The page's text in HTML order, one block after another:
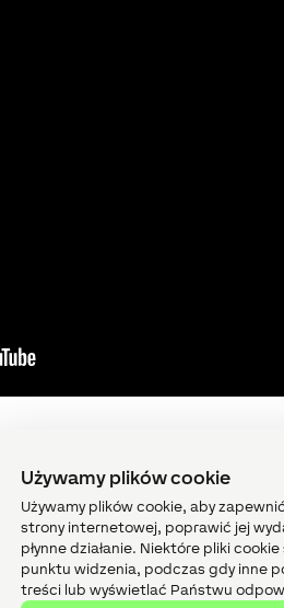
Używamy plików cookie
Używamy plików cookie, aby
strony internetowej, poprawić jej
płynne działanie. Niektóre pliki
punktu widzenia, podczas gdy inne
treści lub wyświetlać Państwu
ciepła
kilka źródeł ciepła.